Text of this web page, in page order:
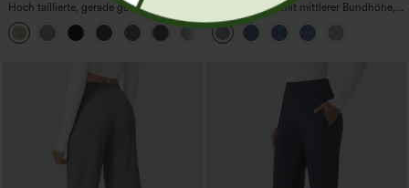
Hoch taillierte, gerade geschnittene,
legere Leinen-Optik-Hose mit Taschen
+5
Lässige Jeans mit mittlerer Bundhöhe,
Kordelzug und Taschen